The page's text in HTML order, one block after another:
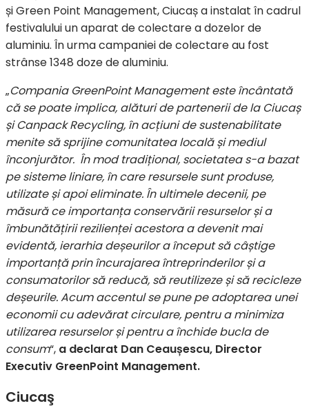
și Green Point Management, Ciucaș a instalat în cadrul
festivalului un aparat de colectare a dozelor de
aluminiu. În urma campaniei de colectare au fost
strânse 1348 doze de aluminiu.
„Compania GreenPoint Management este încântată
că se poate implica, alături de partenerii de la Ciucaș
și Canpack Recycling, în acțiuni de sustenabilitate
menite să sprijine comunitatea locală și mediul
înconjurător. În mod tradițional, societatea s-a bazat
pe sisteme liniare, în care resursele sunt produse,
utilizate și apoi eliminate. În ultimele decenii, pe
măsură ce importanța conservării resurselor și a
îmbunătățirii rezilienței acestora a devenit mai
evidentă, ierarhia deșeurilor a început să câștige
importanță prin încurajarea întreprinderilor și a
consumatorilor să reducă, să reutilizeze și să recicleze
deșeurile. Acum accentul se pune pe adoptarea unei
economii cu adevărat circulare, pentru a minimiza
utilizarea resurselor și pentru a închide bucla de
consum“, a declarat Dan Ceaușescu, Director
Executiv GreenPoint Management.
Ciucaş